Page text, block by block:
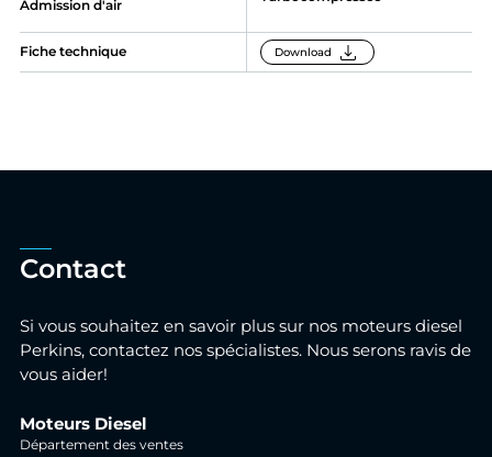
Admission d'air
Fiche technique Download download
Contact
Si vous souhaitez en savoir plus sur nos moteurs diesel
Perkins, contactez nos spécialistes. Nous serons ravis de
vous aider!
Moteurs Diesel
Département des ventes